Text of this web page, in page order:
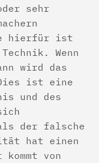
sehr
hierfür ist
Wenn
wird das
ist eine
und des
der falsche
hat einen
von